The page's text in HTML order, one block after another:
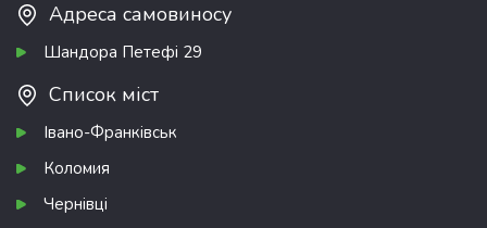
Адреса самовиносу
Шандора Петефі 29
Список міст
Івано-Франківськ
Коломия
Чернівці